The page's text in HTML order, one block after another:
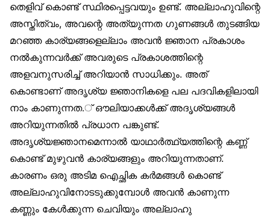
തെളിവ് കൊണ്ട് സ്ഥിരപ്പെട്ടവയും ഉണ്ട്. അല്ലാഹുവിന്റെ
അസ്തിത്വം, അവന്റെ അത്യുന്നത ഗുണങ്ങള്‍ തുടങ്ങിയ
മറഞ്ഞ കാര്യങ്ങളെല്ലാം അവന്‍ ജ്ഞാന പ്രകാശം
നല്‍കുന്നവര്‍ക്ക് അവരുടെ പ്രകാശത്തിന്റെ
അളവനുസരിച്ച് അറിയാന്‍ സാധിക്കും. അത്
കൊണ്ടാണ് അദൃശ്യ ജ്ഞാനികളെ പല പദവികളിലായി
നാം കാണുന്നത.് ഔലിയാക്കള്‍ക്ക് അദൃശ്യങ്ങള്‍
അറിയുന്നതില്‍ പ്രധാന പങ്കുണ്ട്.
അദൃശ്യജ്ഞാനമെന്നാല്‍ യാഥാര്‍ത്ഥ്യത്തിന്റെ കണ്ണ്
കൊണ്ട് മുഴുവന്‍ കാര്യങ്ങളും അറിയുന്നതാണ്.
കാരണം ഒരു അടിമ ഐച്ഛിക കര്‍മങ്ങള്‍ കൊണ്ട്
അല്ലാഹുവിനോടടുക്കുമ്പോള്‍ അവന്‍ കാണുന്ന
കണ്ണും കേള്‍ക്കുന്ന ചെവിയും അല്ലാഹു